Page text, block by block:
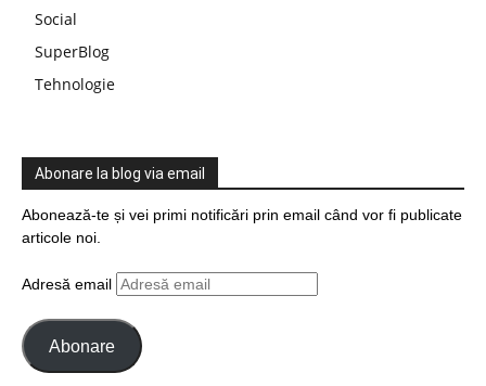
Social
SuperBlog
Tehnologie
Abonare la blog via email
Abonează-te și vei primi notificări prin email când vor fi publicate
articole noi.
Adresă email
Abonare